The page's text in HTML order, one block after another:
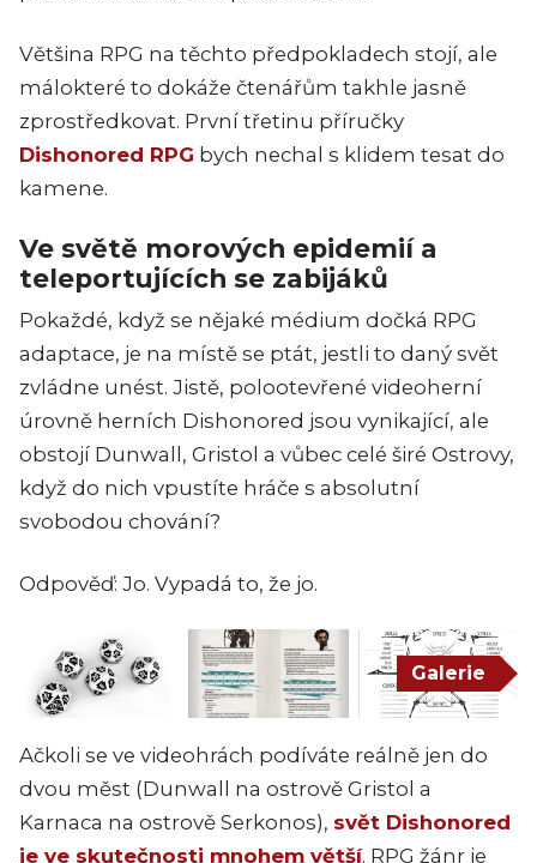
Většina RPG na těchto předpokladech stojí, ale
málokteré to dokáže čtenářům takhle jasně
zprostředkovat. První třetinu příručky
Dishonored RPG bych nechal s klidem tesat do
kamene.
Ve světě morových epidemií a
teleportujících se zabijáků
Pokaždé, když se nějaké médium dočká RPG
adaptace, je na místě se ptát, jestli to daný svět
zvládne unést. Jistě, polootevřené videoherní
úrovně herních Dishonored jsou vynikající, ale
obstojí Dunwall, Gristol a vůbec celé širé Ostrovy,
když do nich vpustíte hráče s absolutní
svobodou chování?
Odpověď: Jo. Vypadá to, že jo.
Galerie
Ačkoli se ve videohrách podíváte reálně jen do
dvou měst (Dunwall na ostrově Gristol a
Karnaca na ostrově Serkonos), svět Dishonored
je ve skutečnosti mnohem větší. RPG žánr je